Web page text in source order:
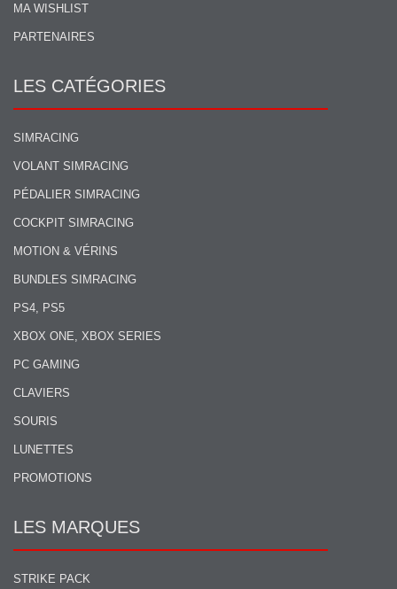
MA WISHLIST
PARTENAIRES
LES CATÉGORIES
SIMRACING
VOLANT SIMRACING
PÉDALIER SIMRACING
COCKPIT SIMRACING
MOTION & VÉRINS
BUNDLES SIMRACING
PS4, PS5
XBOX ONE, XBOX SERIES
PC GAMING
CLAVIERS
SOURIS
LUNETTES
PROMOTIONS
LES MARQUES
STRIKE PACK